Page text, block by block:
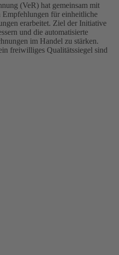
(VeR) hat gemeinsam mit
Empfehlungen für einheitliche
erarbeitet. Ziel der Initiative
und die automatisierte
im Handel zu stärken.
freiwilliges Qualitätssiegel sind